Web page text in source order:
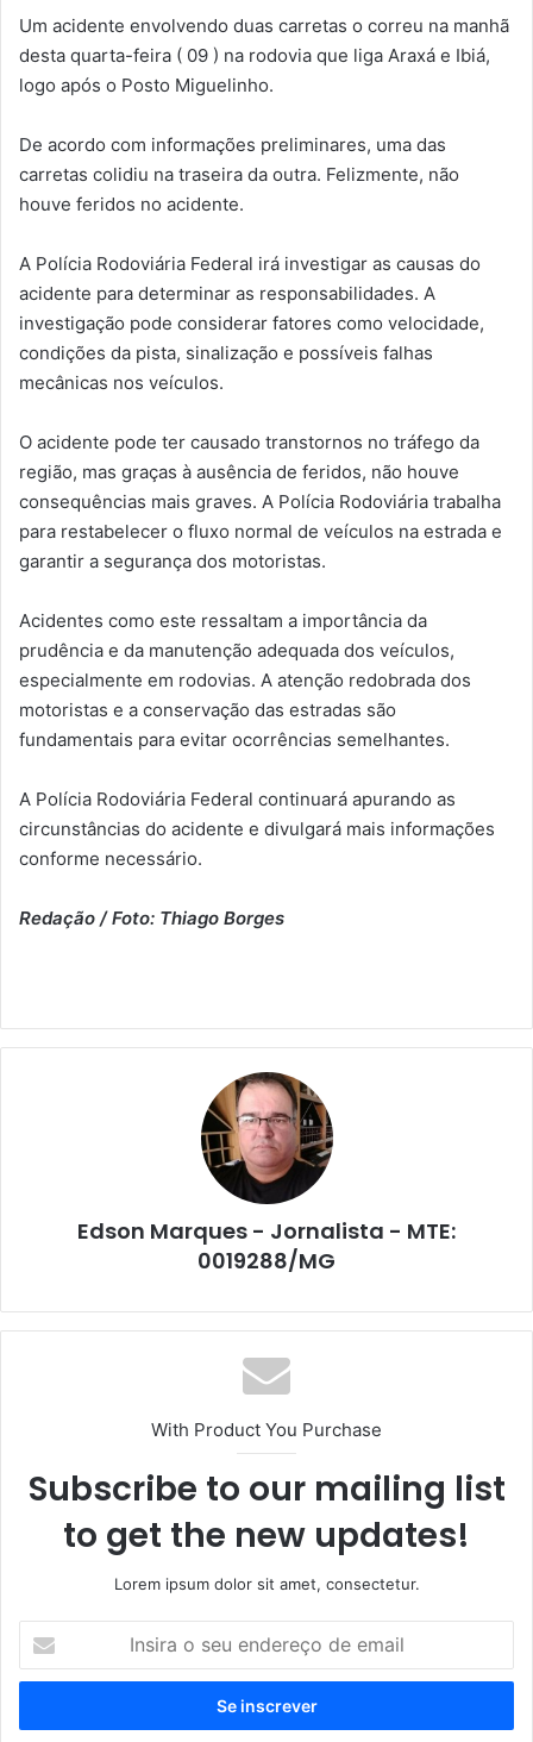
Um acidente envolvendo duas carretas o correu na manhã
desta quarta-feira ( 09 ) na rodovia que liga Araxá e Ibiá,
logo após o Posto Miguelinho.
De acordo com informações preliminares, uma das
carretas colidiu na traseira da outra. Felizmente, não
houve feridos no acidente.
A Polícia Rodoviária Federal irá investigar as causas do
acidente para determinar as responsabilidades. A
investigação pode considerar fatores como velocidade,
condições da pista, sinalização e possíveis falhas
mecânicas nos veículos.
O acidente pode ter causado transtornos no tráfego da
região, mas graças à ausência de feridos, não houve
consequências mais graves. A Polícia Rodoviária trabalha
para restabelecer o fluxo normal de veículos na estrada e
garantir a segurança dos motoristas.
Acidentes como este ressaltam a importância da
prudência e da manutenção adequada dos veículos,
especialmente em rodovias. A atenção redobrada dos
motoristas e a conservação das estradas são
fundamentais para evitar ocorrências semelhantes.
A Polícia Rodoviária Federal continuará apurando as
circunstâncias do acidente e divulgará mais informações
conforme necessário.
Redação / Foto: Thiago Borges
Edson Marques - Jornalista - MTE:
0019288/MG
With Product You Purchase
Subscribe to our mailing list
to get the new updates!
Lorem ipsum dolor sit amet, consectetur.
seu
de